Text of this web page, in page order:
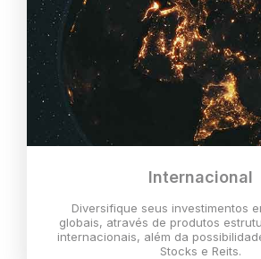
Internacional
Diversifique seus investimentos
globais, através de produtos
internacionais, além da
Stocks e Reits.